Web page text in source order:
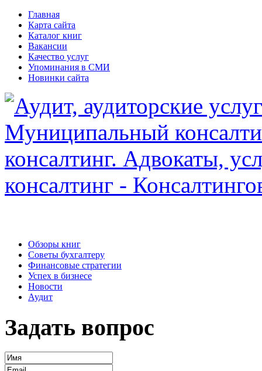
Главная
Карта сайта
Каталог книг
Вакансии
Качество услуг
Упоминания в СМИ
Новинки сайта
Обзоры книг
Советы бухгалтеру
Финансовые стратегии
Успех в бизнесе
Новости
Аудит
Задать вопрос